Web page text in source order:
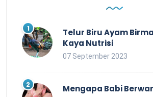
Telur Biru Ayam
Kaya Nutrisi
07 September 2023
Mengapa Babi